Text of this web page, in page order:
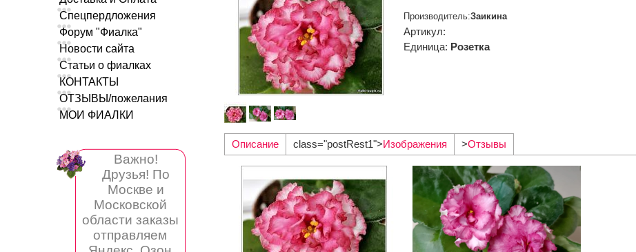
Спецпердложения
Форум "Фиалка"
Новости сайта
Статьи о фиалках
КОНТАКТЫ
ОТЗЫВЫ/пожелания
МОИ ФИАЛКИ
Важно!
Друзья! По
Москве и
Московской
области заказы
отправляем
Производитель:Заикина
Артикул:
Единица: Розетка
Описание class="postRest1">Изображения >Отзывы